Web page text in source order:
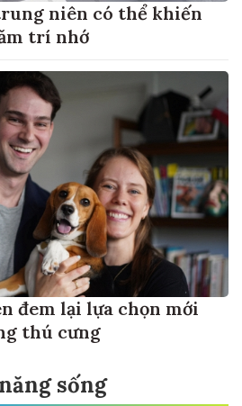
niên có thể khiến
trí nhớ
đem lại lựa chọn mới
thú cưng
sống